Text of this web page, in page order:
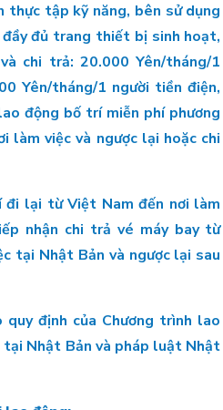
thực tập kỹ năng, bên sử dụng
đủ trang thiết bị sinh hoạt,
chi trả: 20.000 Yên/tháng/1
Yên/tháng/1 người tiền điện,
động bố trí miễn phí phương
làm việc và ngược lại hoặc chi
đi lại từ Việt Nam đến nơi làm
nhận chi trả vé máy bay từ
tại Nhật Bản và ngược lại sau
định của Chương trình lao
Nhật Bản và pháp luật Nhật